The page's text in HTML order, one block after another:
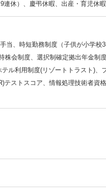
休）、慶弔休暇、出産・育児休
当、時短勤務制度（子供が小学校
会制度、選択制確定拠出年金制
ル利用制度(リゾートトラスト)
テストスコア、情報処理技術者